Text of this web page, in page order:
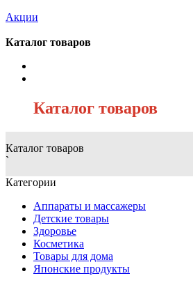
Акции
Каталог товаров
Каталог товаров
Каталог товаров
`
Категории
Аппараты и массажеры
Детские товары
Здоровье
Косметика
Товары для дома
Японские продукты